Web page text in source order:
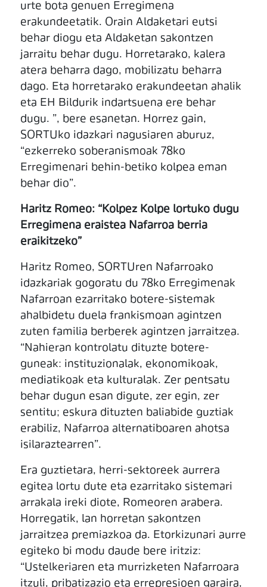
urte bota genuen Erregimena
erakundeetatik. Orain Aldaketari eutsi
behar diogu eta Aldaketan sakontzen
jarraitu behar dugu. Horretarako, kalera
atera beharra dago, mobilizatu beharra
dago. Eta horretarako erakundeetan ahalik
eta EH Bildurik indartsuena ere behar
dugu. ”, bere esanetan. Horrez gain,
SORTUko idazkari nagusiaren aburuz,
“ezkerreko soberanismoak 78ko
Erregimenari behin-betiko kolpea eman
behar dio”.
Haritz Romeo: “Kolpez Kolpe lortuko dugu
Erregimena eraistea Nafarroa berria
eraikitzeko”
Haritz Romeo, SORTUren Nafarroako
idazkariak gogoratu du 78ko Erregimenak
Nafarroan ezarritako botere-sistemak
ahalbidetu duela frankismoan agintzen
zuten familia berberek agintzen jarraitzea.
“Nahieran kontrolatu dituzte botere-
guneak: instituzionalak, ekonomikoak,
mediatikoak eta kulturalak. Zer pentsatu
behar dugun esan digute, zer egin, zer
sentitu; eskura dituzten baliabide guztiak
erabiliz, Nafarroa alternatiboaren ahotsa
isilaraztearren”.
Era guztietara, herri-sektoreek aurrera
egitea lortu dute eta ezarritako sistemari
arrakala ireki diote, Romeoren arabera.
Horregatik, lan horretan sakontzen
jarraitzea premiazkoa da. Etorkizunari aurre
egiteko bi modu daude bere iritziz:
“Ustelkeriaren eta murrizketen Nafarroara
itzuli, pribatizazio eta errepresioen garaira,